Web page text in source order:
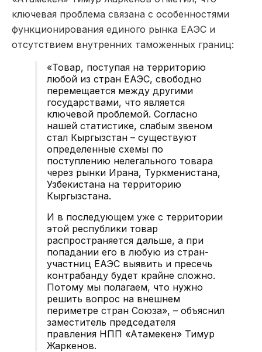
ключевая проблема связана с особенностями
функционирования единого рынка ЕАЭС и
отсутствием внутренних таможенных границ:
«Товар, поступая на территорию
любой из стран ЕАЭС, свободно
перемещается между другими
государствами, что является
ключевой проблемой. Согласно
нашей статистике, слабым звеном
стал Кыргызстан – существуют
определенные схемы по
поступлению нелегального товара
через рынки Ирана, Туркменистана,
Узбекистана на территорию
Кыргызстана.
И в последующем уже с территории
этой республики товар
распространяется дальше, а при
попадании его в любую из стран-
участниц ЕАЭС выявить и пресечь
контрабанду будет крайне сложно.
Потому мы полагаем, что нужно
решить вопрос на внешнем
периметре стран Союза», – объяснил
заместитель председателя
правления НПП «Атамекен» Тимур
Жаркенов.